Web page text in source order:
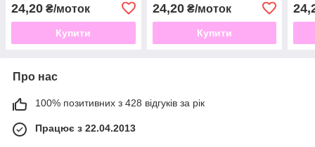
24,20 ₴/моток
Купити
24,20₴/моток
Купити
Про нас
100% позитивних з 428 відгуків за рік
Працює з 22.04.2013